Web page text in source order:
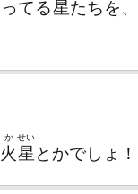
ってる星たちを、
火
か
星
せい
とかでしょ！